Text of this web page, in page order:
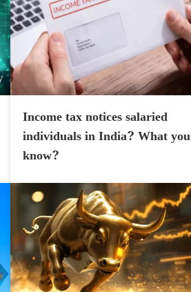
Income tax notices salaried
individuals in India? What you
know?